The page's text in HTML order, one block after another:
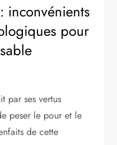
inconvénients
pour
par ses vertus
peser le pour et le
de cette